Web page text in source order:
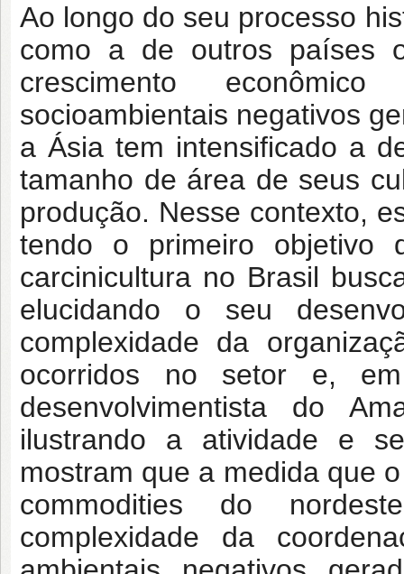
Ao longo do seu processo
como a de outros países
crescimento
socioambientais negativos
a Ásia tem intensificado a
tamanho de área de seus
produção. Nesse contexto,
tendo o primeiro objetivo
carcinicultura no Brasil
elucidando o seu
complexidade da
ocorridos no setor e,
desenvolvimentista do
ilustrando a atividade e
mostram que a medida que
commodities do
complexidade da